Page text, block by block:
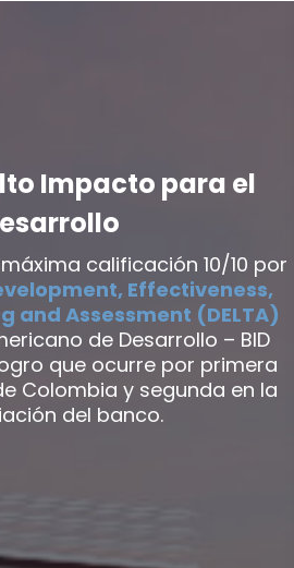
Impacto para el
calificación 10/10 por
Effectiveness,
and Assessment (DELTA)
de Desarrollo – BID
que ocurre por primera
Colombia y segunda en la
del banco.